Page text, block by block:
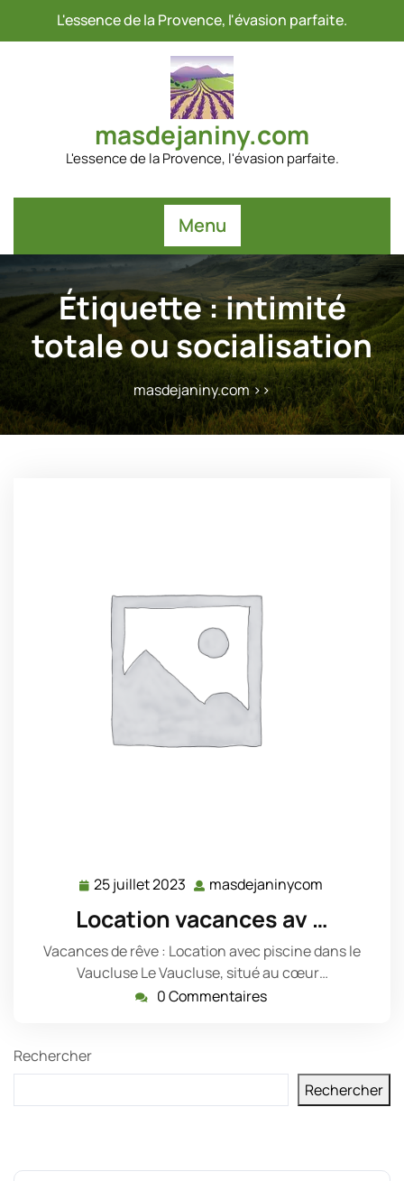
L'essence de la Provence, l'évasion parfaite.
masdejaniny.com
L'essence de la Provence, l'évasion parfaite.
Menu
Étiquette :intimité
totale ou socialisation
masdejaniny.com>>
25 juillet 2023 25
2023
masdejaninycom
Location vacances av …
Vacances de rêve : Location avec piscine dans le
Vaucluse Le Vaucluse, situé au cœur…
0 Commentaires
Rechercher
Rechercher